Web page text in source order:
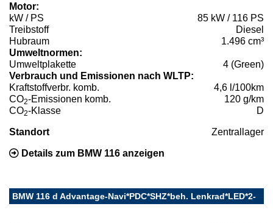
Motor:
kW / PS
85 kW / 116 PS
Treibstoff
Diesel
Hubraum
1.496 cm³
Umweltnormen:
Umweltplakette
4 (Green)
Verbrauch und Emissionen nach WLTP:
Kraftstoffverbr. komb.
4,6 l/100km
CO2-Emissionen komb.
120 g/km
CO2-Klasse D
Standort Zentrallager
Details zum BMW 116 anzeigen
BMW 116 d Advantage-Navi*PDC*SHZ*beh. Lenkrad*LED*2-